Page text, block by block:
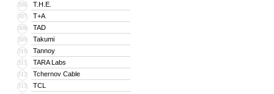
306 T.H.E.
307 T+A
308 TAD
309 Takumi
310 Tannoy
311 TARA Labs
312 Tchernov Cable
313 TCL